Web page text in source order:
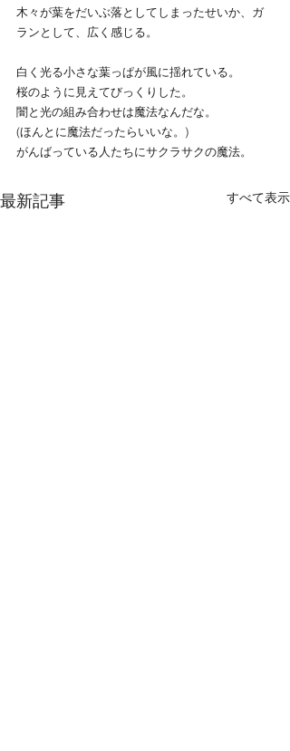
木々が葉をだいぶ落としてしまったせいか、ガ
ランとして、広く感じる。
白く光る小さな葉っぱが風に揺れている。
桜のように見えてびっくりした。
闇と光の組み合わせは魔法なんだな。
(ほんとに魔法だったらいいな。)
がんばっている人たちにサクラサクの魔法。
最新記事 すべて表示